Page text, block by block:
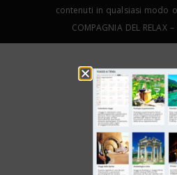
contenuti in qualsiasi modo
COMPAGNIA DEL